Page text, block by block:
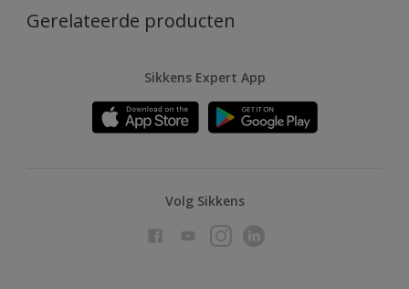
Gerelateerde producten
Sikkens Expert App
Volg Sikkens